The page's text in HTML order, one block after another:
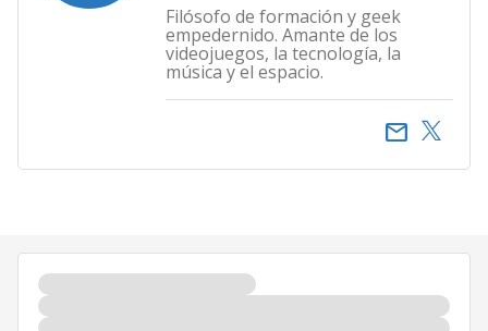
Filósofo de formación y geek
empedernido. Amante de los
videojuegos, la tecnología, la
música y el espacio.
email